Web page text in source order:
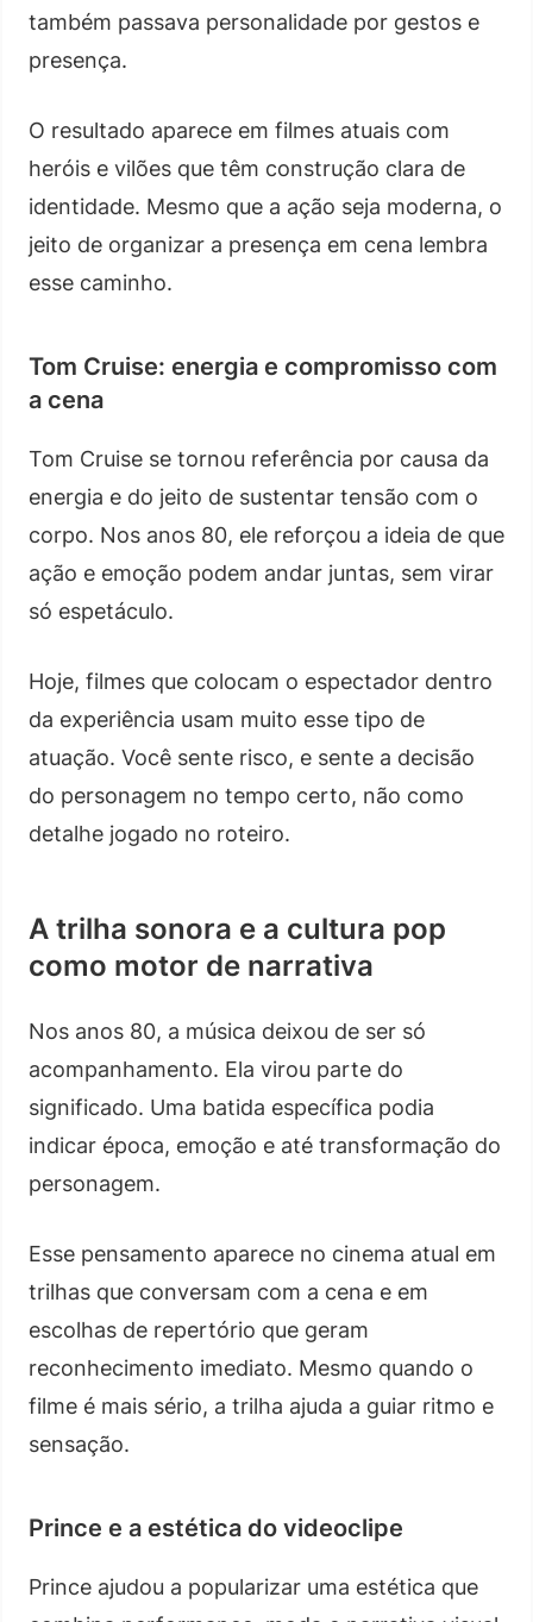
também passava personalidade por gestos e
presença.
O resultado aparece em filmes atuais com
heróis e vilões que têm construção clara de
identidade. Mesmo que a ação seja moderna, o
jeito de organizar a presença em cena lembra
esse caminho.
Tom Cruise: energia e compromisso com
a cena
Tom Cruise se tornou referência por causa da
energia e do jeito de sustentar tensão com o
corpo. Nos anos 80, ele reforçou a ideia de que
ação e emoção podem andar juntas, sem virar
só espetáculo.
Hoje, filmes que colocam o espectador dentro
da experiência usam muito esse tipo de
atuação. Você sente risco, e sente a decisão
do personagem no tempo certo, não como
detalhe jogado no roteiro.
A trilha sonora e a cultura pop
como motor de narrativa
Nos anos 80, a música deixou de ser só
acompanhamento. Ela virou parte do
significado. Uma batida específica podia
indicar época, emoção e até transformação do
personagem.
Esse pensamento aparece no cinema atual em
trilhas que conversam com a cena e em
escolhas de repertório que geram
reconhecimento imediato. Mesmo quando o
filme é mais sério, a trilha ajuda a guiar ritmo e
sensação.
Prince e a estética do videoclipe
Prince ajudou a popularizar uma estética que